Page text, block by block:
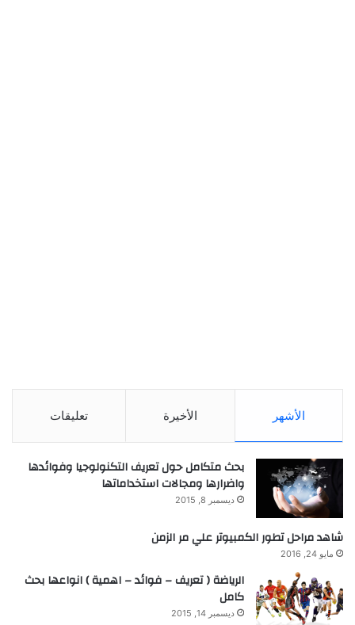
الأشهر الأخيرة تعليقات
بحث متكامل حول تعريف التكنولوجيا وفوائدها
واضرارها ومجالات استخداماتها
ديسمبر 8, 2015
شاهد مراحل تطور الكمبيوتر علي مر الزمن
مايو 24, 2016
الرياضة ( تعريف – فوائد – اهمية ) انواعها بحث
كامل
ديسمبر 14, 2015